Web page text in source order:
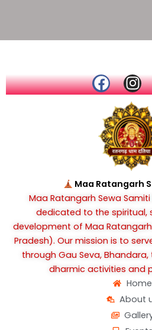
F
a
e
b
o
k
I
n
s
t
a
g
r
a
m
Home
About
Maa Ratangarh
Maa Ratangarh Sewa
dedicated to the spiritual,
development of Maa
Pradesh). Our mission is to
through Gau Seva,
dharmic activities and